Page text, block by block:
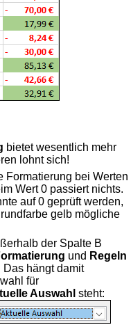
bietet wesentlich mehr
lohnt sich!
Formatierung bei Werten
Wert 0 passiert nichts.
auf 0 geprüft werden,
gelb mögliche
der Spalte B
und Regeln
Das hängt damit
für
Auswahl steht: